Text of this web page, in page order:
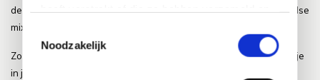
Noodzakelijk
deze verschillende materialen met elkaar een hele leuke en speelse
mix vormen.
Zo krijg je dus hele speciale en bijzondere meubelen die het plaatje
in je tuin dan ook echt compleet maken. Ook heb je zo een echte